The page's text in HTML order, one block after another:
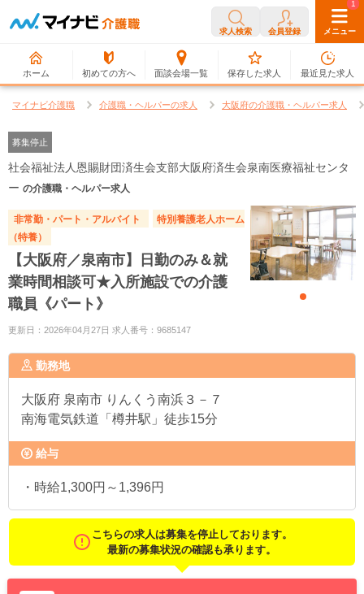
求人検索 会員登録 メニュー
ホーム 初めての方へ 面談会場一覧
0
保存した求人
1
最近見た求人
マイナビ介護職 介護職・ヘルパーの求人 大阪府の介護職・ヘルパー求人
募集停止
社会福祉法人恩賜財団済生会支部大阪府済生会泉南医療福祉センタ
ー の介護職・ヘルパー求人
非常勤・パート・アルバイト
特別養護老人ホーム
（特養）
【大阪府／泉南市】日勤のみ＆就
業時間相談可★入所施設での介護
職員《パート》
更新日：2026年04月27日 求人番号：9685147
勤務地
大阪府 泉南市 りんくう南浜３－７
南海電気鉄道「樽井駅」徒歩15分
給与
・時給1,300円～1,396円
こちらの求人は募集を停止しております。
最新の募集状況の確認も承ります。